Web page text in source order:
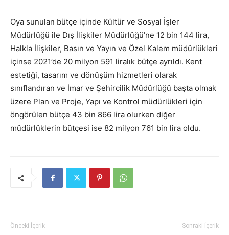
Oya sunulan bütçe içinde Kültür ve Sosyal İşler
Müdürlüğü ile Dış İlişkiler Müdürlüğü’ne 12 bin 144 lira,
Halkla İlişkiler, Basın ve Yayın ve Özel Kalem müdürlükleri
içinse 2021’de 20 milyon 591 liralık bütçe ayrıldı. Kent
estetiği, tasarım ve dönüşüm hizmetleri olarak
sınıflandıran ve İmar ve Şehircilik Müdürlüğü başta olmak
üzere Plan ve Proje, Yapı ve Kontrol müdürlükleri için
öngörülen bütçe 43 bin 866 lira olurken diğer
müdürlüklerin bütçesi ise 82 milyon 761 bin lira oldu.
Önceki İçerik Sonraki İçerik